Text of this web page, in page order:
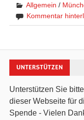
Allgemein /
Kommentar
UNTERSTÜTZEN
Unterstützen Sie
dieser Webseite für
Spende - Vielen